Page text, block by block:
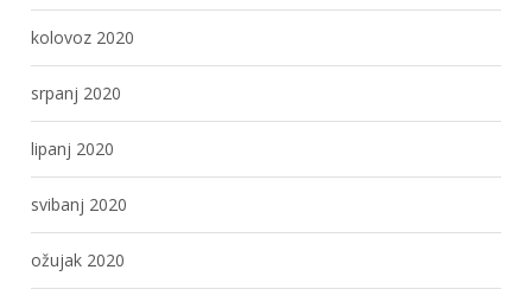
kolovoz 2020
srpanj 2020
lipanj 2020
svibanj 2020
ožujak 2020